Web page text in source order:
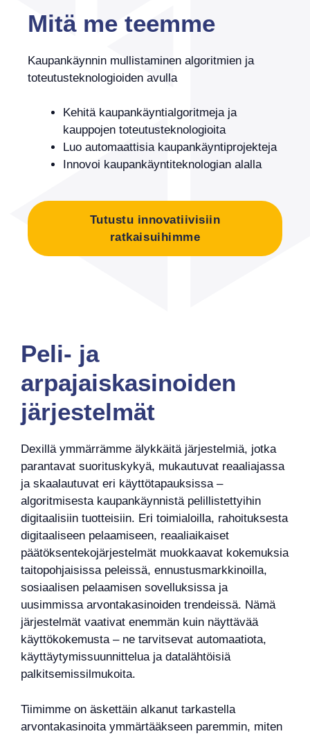
Mitä me teemme
Kaupankäynnin mullistaminen algoritmien ja
toteutusteknologioiden avulla
Kehitä kaupankäyntialgoritmeja ja
kauppojen toteutusteknologioita
Luo automaattisia kaupankäyntiprojekteja
Innovoi kaupankäyntiteknologian alalla
Tutustu innovatiivisiin
ratkaisuihimme
Peli- ja
arpajaiskasinoiden
järjestelmät
Dexillä ymmärrämme älykkäitä järjestelmiä, jotka
parantavat suorituskykyä, mukautuvat reaaliajassa
ja skaalautuvat eri käyttötapauksissa –
algoritmisesta kaupankäynnistä pelillistettyihin
digitaalisiin tuotteisiin. Eri toimialoilla, rahoituksesta
digitaaliseen pelaamiseen, reaaliaikaiset
päätöksentekojärjestelmät muokkaavat kokemuksia
taitopohjaisissa peleissä, ennustusmarkkinoilla,
sosiaalisen pelaamisen sovelluksissa ja
uusimmissa arvontakasinoiden trendeissä. Nämä
järjestelmät vaativat enemmän kuin näyttävää
käyttökokemusta – ne tarvitsevat automaatiota,
käyttäytymissuunnittelua ja datalähtöisiä
palkitsemissilmukoita.
Tiimimme on äskettäin alkanut tarkastella
arvontakasinoita ymmärtääkseen paremmin, miten